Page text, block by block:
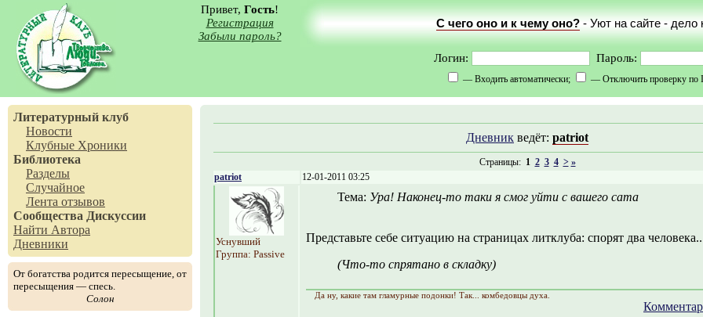
Привет, Гость!
Регистрация
Забыли пароль?
С чего оно и к чему оно?- Уют на сайте - дело
Логин: Пароль:
— Входить автоматически; — Отключить проверку по
Литературный клуб
Новости
Клубные Хроники
Библиотека
Разделы
Случайное
Лента отзывов
Сообщества Дискуссии
Найти Автора
Дневники
От богатства родится пересыщение, от
пересыщения — спесь.
Солон
Дневник ведёт: patriot
Страницы: 1 2 3 4 > »
patriot
12-01-2011 03:25
Уснувший
Группа: Passive
Тема: Ура! Наконец-то таки я смог уйти с вашего сата
Представьте себе ситуацию на страницах литклуба: спорят два
(Что-то спрятано в складку)
Да ну, какие там гламурные подонки! Так... комбедовцы духа.